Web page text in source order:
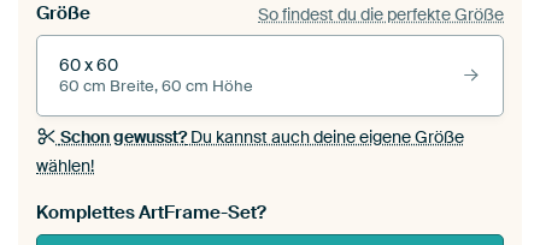
Größe So findest du die perfekte Größe
60 x 60
60 cm Breite, 60 cm Höhe
Schon gewusst?Du kannst auch deine eigene Größe
wählen!
Komplettes ArtFrame-Set?